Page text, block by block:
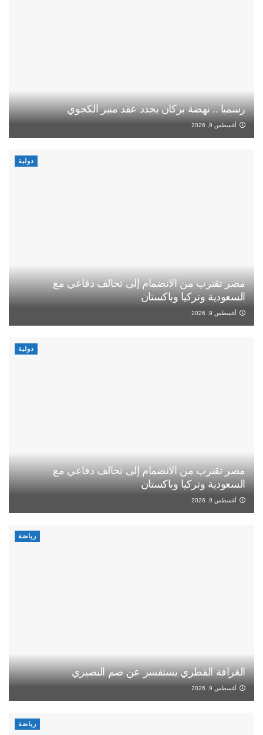
رسميا .. نهضة بركان يجدد عقد منير الكجوي
أغسطس 9, 2026
دولية
مصر تقترب من الانضمام إلى تحالف دفاعي مع
السعودية وتركيا وباكستان
أغسطس 9, 2026
دولية
مصر تقترب من الانضمام إلى تحالف دفاعي مع
السعودية وتركيا وباكستان
أغسطس 9, 2026
رياضة
الغرافة القطري يستفسر عن ضم النصيري
أغسطس 9, 2026
رياضة